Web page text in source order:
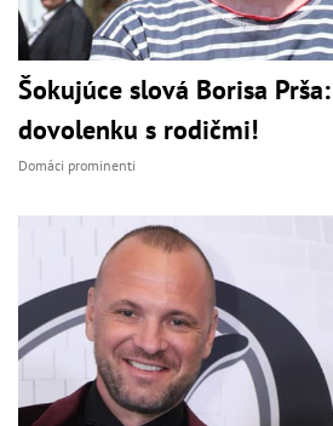
Šokujúce slová Borisa
dovolenku s rodičmi!
Domáci prominenti